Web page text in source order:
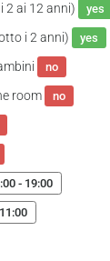
2 ai 12 anni) yes
i 2 anni) yes
no
room no
- 19:00